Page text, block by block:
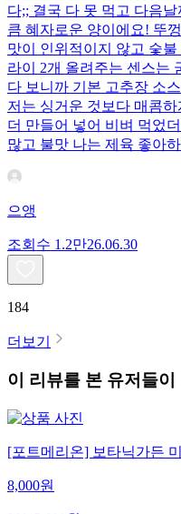
다;; 결국 다 못 먹고 다음
큼 혜자로운 양이에요! 뚜
맛이 인위적이지 않고 숯
라이 2개 올려주는 센스는
다 보니까 기본 고추장 소
저는 싱거운 것보다 매콤
더 만들어 넣어 비벼 먹었
많고 불맛 나는 제육 좋아
으앵
조회수 1.2만26.06.30
184
더보기
이 리뷰를 본 유저들
[포트메리온] 보타닉가든
8,000원